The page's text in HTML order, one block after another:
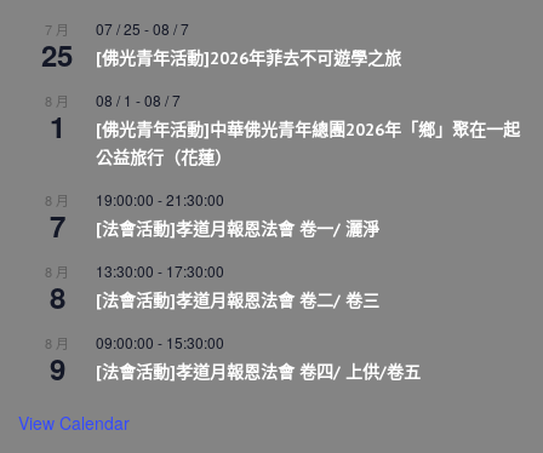
7 月
25
07 / 25 -08 / 7
[佛光青年活動]2026年菲去不可遊學之旅
8 月
1
08 / 1 -08 / 7
[佛光青年活動]中華佛光青年總團2026年「鄉」聚在一起
公益旅行（花蓮）
8 月
7
19:00:00 -21:30:00
[法會活動]孝道月報恩法會 卷一/ 灑淨
8 月
8
13:30:00 - 17:30:00
[法會活動]孝道月報恩法會 卷二/ 卷三
8 月
9
09:00:00 - 15:30:00
[法會活動]孝道月報恩法會 卷四/ 上供/卷五
View Calendar